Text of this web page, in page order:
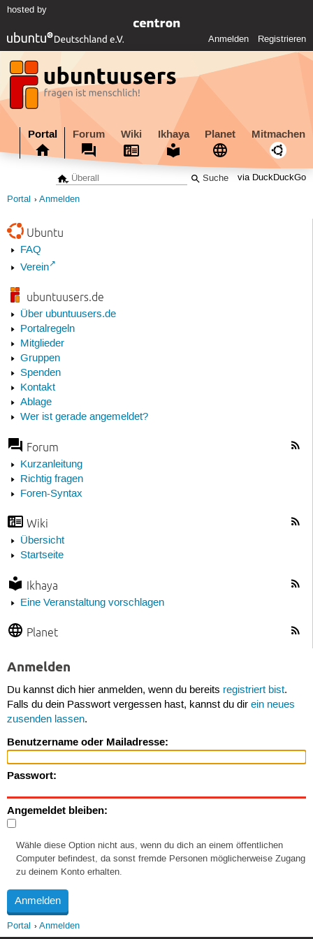
hosted by
Anmelden Registrieren
Portal Forum Wiki Ikhaya Planet Mitmachen
via DuckDuckGo
Portal Anmelden
Ubuntu
FAQ
Verein
ubuntuusers.de
Über ubuntuusers.de
Portalregeln
Mitglieder
Gruppen
Spenden
Kontakt
Ablage
Wer ist gerade angemeldet?
Forum
Kurzanleitung
Richtig fragen
Foren-Syntax
Wiki
Übersicht
Startseite
Ikhaya
Eine Veranstaltung vorschlagen
Planet
Anmelden
Du kannst dich hier anmelden, wenn du bereits registriert bist.
Falls du dein Passwort vergessen hast, kannst du dir ein neues
zusenden lassen.
Benutzername oder Mailadresse:
Passwort:
Angemeldet bleiben:
Wähle diese Option nicht aus, wenn du dich an einem öffentlichen
Computer befindest, da sonst fremde Personen möglicherweise Zugang
zu deinem Konto erhalten.
Portal Anmelden